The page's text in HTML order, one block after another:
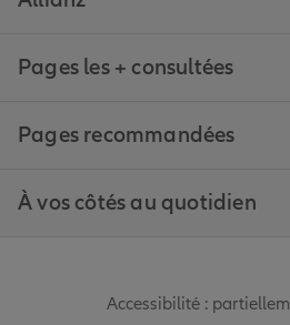
Pages les + consultées
Pages recommandées
À vos côtés au quotidien
Accessibilité :